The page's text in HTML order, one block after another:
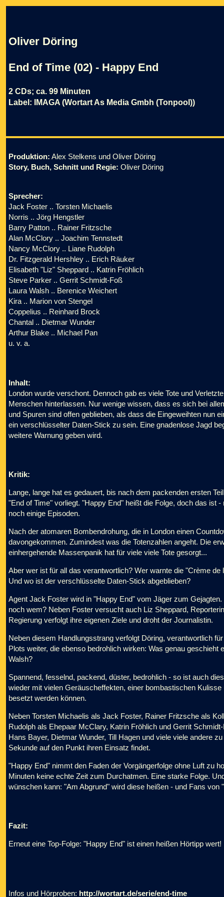
Oliver Döring
End of Time (02) - Happy End
2 CDs; ca. 99 Minuten
Label: IMAGA (Wortart As Media Gmbh (Tonpool))
Produktion: Alex Stelkens und Oliver Döring
Story, Buch, Schnitt und Regie: Oliver Döring
Sprecher:
Jack Foster .. Torsten Michaelis
Norris .. Jörg Hengstler
Barry Patton .. Rainer Fritzsche
Alan McClory .. Joachim Tennstedt
Nancy McClory .. Liane Rudolph
Dr. Fitzgerald Hershley .. Erich Räuker
Elisabeth "Liz" Sheppard .. Katrin Fröhlich
Steve Parker .. Gerrit Schmidt-Foß
Laura Walsh .. Berenice Weichert
Kira .. Marion von Stengel
Coppelius .. Reinhard Brock
Chantal .. Dietmar Wunder
Arthur Blake .. Michael Pan
u. v. a.
Inhalt:
London wurde verschont. Dennoch gab es viele Tote und
Menschen hinterlassen. Nur wenige wissen, dass es sich bei
und Spuren sind offen geblieben, als dass die Eingeweihten nun
ein verschlüsselter Daten-Stick zu sein. Eine gnadenlose Jagd
weitere Warnung geben wird.
Kritik:
Lange, lange hat es gedauert, bis nach dem packenden ersten
"End of Time" vorliegt. "Happy End" heißt die Folge, doch das ist
noch einige Episoden.
Nach der atomaren Bombendrohung, die in London einen
davongekommen. Zumindest was die Totenzahlen angeht. Die
einhergehende Massenpanik hat für viele viele Tote gesorgt...
Aber wer ist für all das verantwortlich? Wer warnte die "Crème
Und wo ist der verschlüsselte Daten-Stick abgeblieben?
Agent Jack Foster wird in "Happy End" vom Jäger zum
noch wem? Neben Foster versucht auch Liz Sheppard,
Regierung verfolgt ihre eigenen Ziele und droht der Journalistin.
Neben diesem Handlungsstrang verfolgt Döring, verantwortlich
Plots weiter, die ebenso bedrohlich wirken: Was genau
Walsh?
Spannend, fesselnd, packend, düster, bedrohlich - so ist auch
wieder mit vielen Geräuscheffekten, einer bombastischen
besetzt werden können.
Neben Torsten Michaelis als Jack Foster, Rainer Fritzsche als
Rudolph als Ehepaar McClary, Katrin Fröhlich und Gerrit
Hans Bayer, Dietmar Wunder, Till Hagen und viele viele andere
Sekunde auf den Punkt ihren Einsatz findet.
"Happy End" nimmt den Faden der Vorgängerfolge ohne Luft zu
Minuten keine echte Zeit zum Durchatmen. Eine starke Folge.
wünschen kann: "Am Abgrund" wird diese heißen - und Fans von
Fazit:
Erneut eine Top-Folge: "Happy End" ist einen heißen Hörtipp wert!
Infos und Hörproben: http://wortart.de/serie/end-time